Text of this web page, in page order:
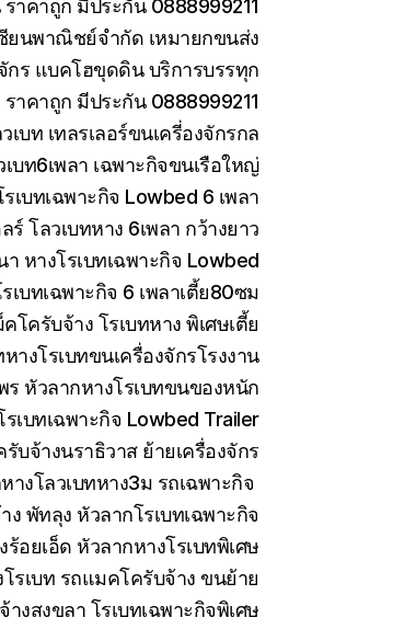
าคาถูก มีประกัน 0888999211
ยนพาณิชย์จำกัด เหมายกขนส่ง
กร แบคโฮขุดดิน บริการบรรทุก
คาถูก มีประกัน 0888999211
บท เทลรเลอร์ขนเครี่องจักรกล
บท6เพลา เฉพาะกิจขนเรือใหญ่
บทเฉพาะกิจ Lowbed 6 เพลา
โลวเบทหาง 6เพลา กว้างยาว
หางโรเบทเฉพาะกิจ Lowbed
บทเฉพาะกิจ 6 เพลาเตี้ย80ซม
ครับจ้าง โรเบทหาง พิเศษเตี้ย
งโรเบทขนเครื่องจักรโรงงาน
หัวลากหางโรเบทขนของหนัก
เบทเฉพาะกิจ Lowbed Trailer
บจ้างนราธิวาส ย้ายเครื่องจักร
งโลวเบทหาง3ม รถเฉพาะกิจ
พัทลุง หัวลากโรเบทเฉพาะกิจ
อยเอ็ด หัวลากหางโรเบทพิเศษ
รเบท รถแมคโครับจ้าง ขนย้าย
งสงขลา โรเบทเฉพาะกิจพิเศษ